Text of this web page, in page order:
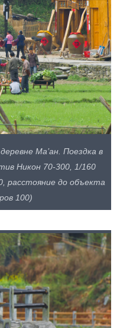
Ма’ан. Поездка в
Никон 70-300, 1/160
расстояние до объекта
100)